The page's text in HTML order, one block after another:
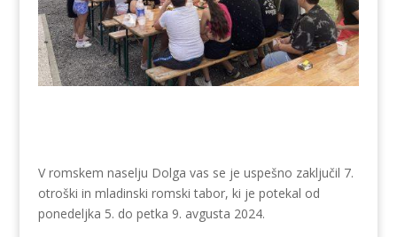
V romskem naselju Dolga vas se je uspešno zaključil 7.
otroški in mladinski romski tabor, ki je potekal od
ponedeljka 5. do petka 9. avgusta 2024.